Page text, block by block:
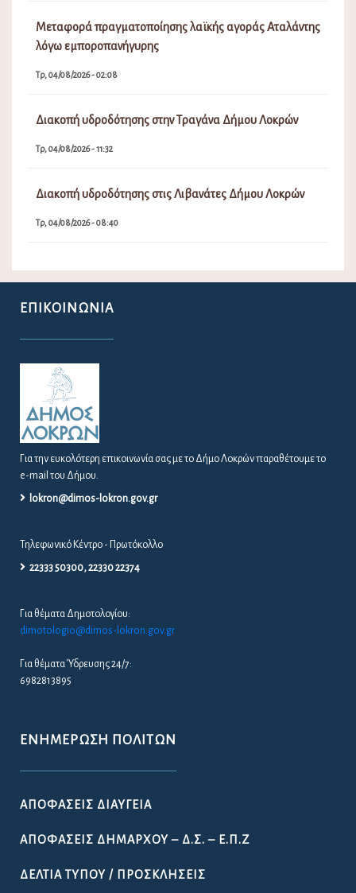
Μεταφορά πραγματοποίησης λαϊκής αγοράς Αταλάντης
λόγω εμποροπανήγυρης
Τρ, 04/08/2026 - 02:08
Διακοπή υδροδότησης στην Τραγάνα Δήμου Λοκρών
Τρ, 04/08/2026 - 11:32
Διακοπή υδροδότησης στις Λιβανάτες Δήμου Λοκρών
Τρ, 04/08/2026 - 08:40
ΕΠΙΚΟΙΝΩΝΊΑ
Για την ευκολότερη επικοινωνία σας με το Δήμο Λοκρών παραθέτουμε το
e-mail του Δήμου.
lokron@dimos-lokron.gov.gr
Τηλεφωνικό Κέντρο - Πρωτόκολλο
22333 50300, 22330 22374
Για θέματα Δημοτολογίου:
dimotologio@dimos-lokron.gov.gr
Για θέματα Ύδρευσης 24/7:
6982813895
ΕΝΗΜΈΡΩΣΗ ΠΟΛΙΤΏΝ
ΑΠΟΦΆΣΕΙΣ ΔΙΑΎΓΕΙΑ
ΑΠΟΦΆΣΕΙΣ ΔΗΜΆΡΧΟΥ – Δ.Σ. – Ε.Π.Ζ
ΔΕΛΤΊΑ ΤΎΠΟΥ / ΠΡΟΣΚΛΉΣΕΙΣ